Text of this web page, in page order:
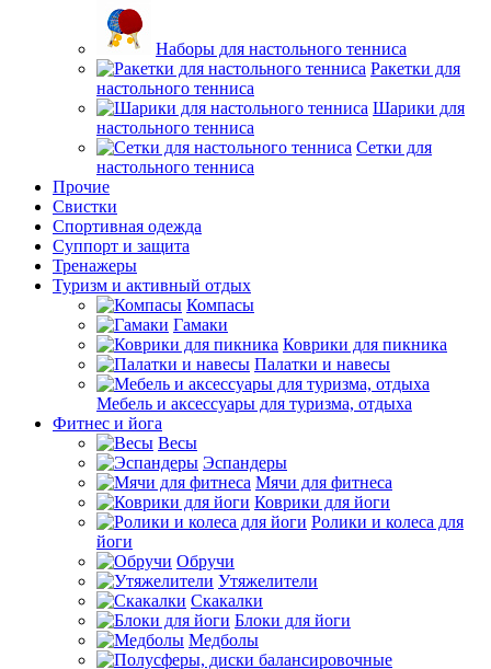
Наборы для настольного тенниса
Ракетки для
настольного тенниса
Шарики для
настольного тенниса
Сетки для
настольного тенниса
Прочие
Свистки
Спортивная одежда
Суппорт и защита
Тренажеры
Туризм и активный отдых
Компасы
Гамаки
Коврики для пикника
Палатки и навесы
Мебель и аксессуары для туризма, отдыха
Фитнес и йога
Весы
Эспандеры
Мячи для фитнеса
Коврики для йоги
Ролики и колеса для
йоги
Обручи
Утяжелители
Скакалки
Блоки для йоги
Медболы